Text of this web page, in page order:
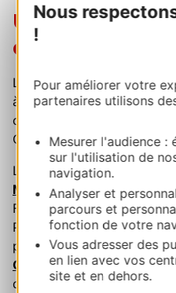
Nous
!
Pour améliorer votre
partenaires utilisons
Mesurer l'audience :
sur l'utilisation de
navigation.
Analyser et
parcours et
fonction de votre
Vous adresser des
en lien avec vos
site et en dehors.
Une saison
dure toute
Le printemps ouvre le bal
à Sète, lePrintemps des
cultures du monde de
Garonne toulousaine.
L'été concentre les grands
Marciac, les musiques
Fezensac, le rock et le rap
Pyrénées-Orientales, les
pied de la cathédrale
OccitanieMontpellier sur
de juillet, la musique